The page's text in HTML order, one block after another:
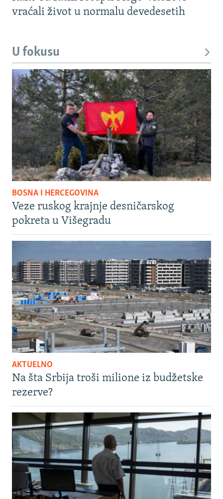
vraćali život u normalu devedesetih
U fokusu
BOSNA I HERCEGOVINA
Veze ruskog krajnje desničarskog
pokreta u Višegradu
AKTUELNO
Na šta Srbija troši milione iz budžetske
rezerve?